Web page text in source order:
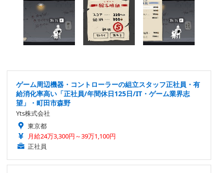
ゲーム周辺機器・コントローラーの組立スタッフ正社員・有
給消化率高い「正社員/年間休日125日/IT・ゲーム業界志
望」・町田市森野
Yts株式会社
東京都
月給24万3,300円～39万1,100円
正社員